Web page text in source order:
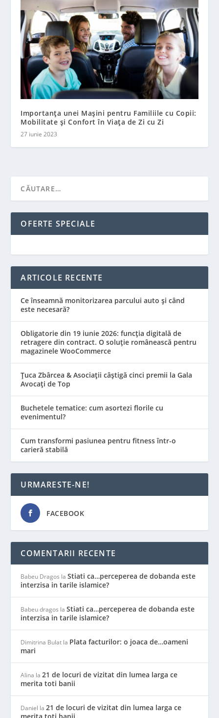
Importanța unei Mașini pentru Familiile cu Copii:
Mobilitate și Confort în Viața de Zi cu Zi
27 iunie 2023
OFERTE SPECIALE
ARTICOLE RECENTE
Ce înseamnă monitorizarea parcului auto și când
este necesară?
Obligatorie din 19 iunie 2026: funcția digitală de
retragere din contract. O soluție românească pentru
magazinele WooCommerce
Țuca Zbârcea & Asociații câștigă cinci premii la Gala
Avocați de Top
Buchetele tematice: cum asortezi florile cu
evenimentul?
Cum transformi pasiunea pentru fitness într-o
carieră stabilă
URMARESTE-NE!
FACEBOOK
COMENTARII RECENTE
Babeu Dragos laStiati ca…perceperea de dobanda este
interzisa in tarile islamice?
Babeu dragos laStiati ca…perceperea de dobanda este
interzisa in tarile islamice?
Dimitrina Bulat la Plata facturilor: o joaca de…oameni
mari
Alina la21 de locuri de vizitat din lumea larga ce
merita toti banii
Daniel la21 de locuri de vizitat din lumea larga ce
merita toti banii